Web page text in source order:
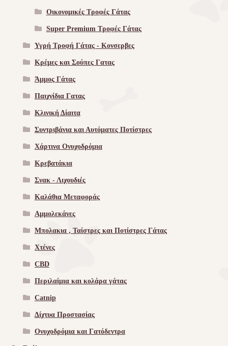
Οικονομικές Τροφές Γάτας
Super Premium Τροφές Γάτας
Υγρή Τροφή Γάτας - Kονσερβες
Κρέμες και Σούπες Γατας
Άμμος Γάτας
Παιχνίδια Γατας
Κλινική Δίαιτα
Συντριβάνια και Αυτόματες Ποτίστρες
Χάρτινα Ονυχοδρόμια
Κρεβατάκια
Σνακ - Λιχουδιές
Καλάθια Μεταφοράς
Αμμολεκάνες
Μπολακια , Ταίστρες και Ποτίστρες Γάτας
Χτένες
CBD
Περιλαίμια και κολάρα γάτας
Catnip
Δίχτυα Προστασίας
Ονυχοδρόμια και Γατόδεντρα